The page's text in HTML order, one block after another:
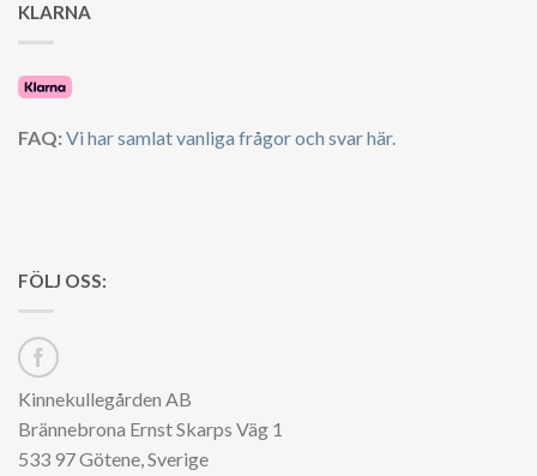
KLARNA
FAQ:Vi har samlat vanliga frågor och svar här.
FÖLJ OSS:
Kinnekullegården AB
Brännebrona Ernst Skarps Väg 1
533 97 Götene, Sverige